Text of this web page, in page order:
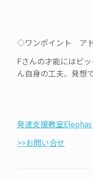
◇ワンポイント ア
Fさんの才能にはビ
ん自身の工夫、発想
発達支援教室Elephas
>>お問い合せ